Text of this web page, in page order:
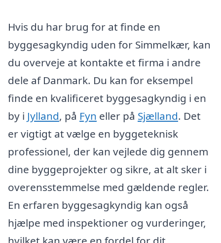
Hvis du har brug for at finde en
byggesagkyndig uden for Simmelkær, kan
du overveje at kontakte et firma i andre
dele af Danmark. Du kan for eksempel
finde en kvalificeret byggesagkyndig i en
by i Jylland, på Fyn eller på Sjælland. Det
er vigtigt at vælge en byggeteknisk
professionel, der kan vejlede dig gennem
dine byggeprojekter og sikre, at alt sker i
overensstemmelse med gældende regler.
En erfaren byggesagkyndig kan også
hjælpe med inspektioner og vurderinger,